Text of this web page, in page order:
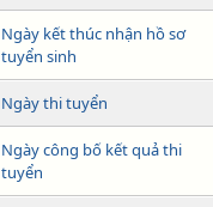
Ngày kết thúc nhận hồ sơ
tuyển sinh
Ngày thi tuyển
Ngày công bố kết quả thi
tuyển